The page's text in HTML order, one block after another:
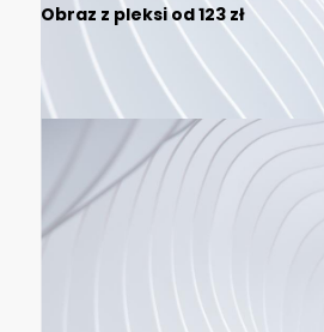
Obraz z pleksi od 123 zł